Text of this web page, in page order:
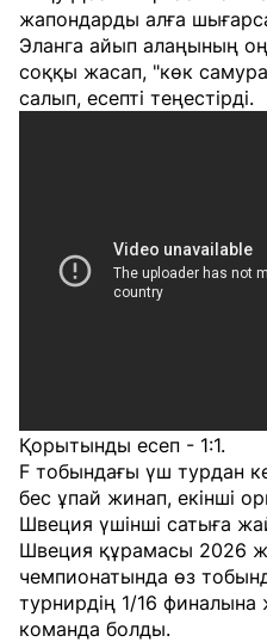
жапондарды алға
Эланга айып алаңының
соққы жасап, "көк
салып, есепті теңестірді.
Қорытынды есеп - 1:1.
F тобындағы үш турдан
бес ұпай жинап, екінші
Швеция үшінші сатыға
Швеция құрамасы 2026
чемпионатында өз
турнирдің 1/16 финалына
команда болды.